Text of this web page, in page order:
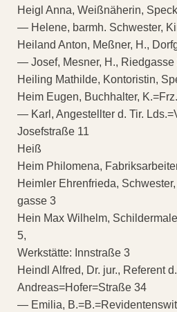
Heigl Anna, Weißnäherin,
— Helene, barmh. Schwester,
Heiland Anton, Meßner, H.,
— Josef, Mesner, H., Riedgasse
Heiling Mathilde, Kontoristin,
Heim Eugen, Buchhalter,
— Karl, Angestellter d. Tir.
Josefstraße 11
Heiß
Heim Philomena,
Heimler Ehrenfrieda,
gasse 3
Hein Max Wilhelm,
5,
Werkstätte: Innstraße 3
Heindl Alfred, Dr. jur., Referent
Andreas=Hofer=Straße 34
— Emilia,